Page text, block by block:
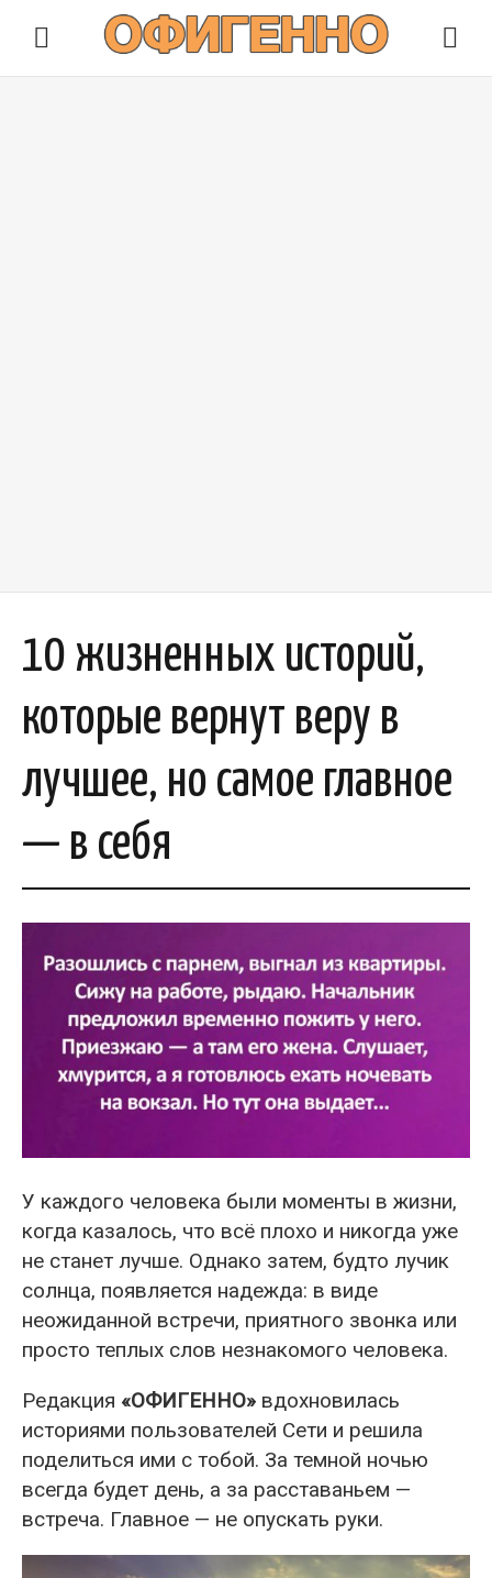
10 жизненных историй,
которые вернут веру в
лучшее, но самое главное
— в себя
У каждого человека были моменты в жизни,
когда казалось, что всё плохо и никогда уже
не станет лучше. Однако затем, будто лучик
солнца, появляется надежда: в виде
неожиданной встречи, приятного звонка или
просто теплых слов незнакомого человека.
Редакция «ОФИГЕННО» вдохновилась
историями пользователей Сети и решила
поделиться ими с тобой. За темной ночью
всегда будет день, а за расставаньем —
встреча. Главное — не опускать руки.